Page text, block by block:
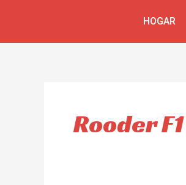
HOGAR
Rooder